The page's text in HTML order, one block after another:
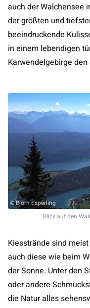
auch der Walchensee
der größten und
beeindruckende
in einem lebendigen
Karwendelgebirge
© Björn Esperling
Blick auf den
Kiesstrände sind
auch diese wie beim
der Sonne. Unter den
oder andere
die Natur alles